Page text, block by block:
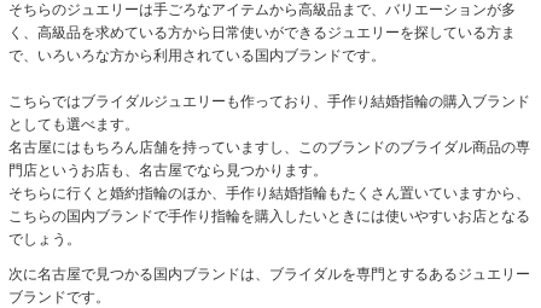
そちらのジュエリーは手ごろなアイテムから高級品まで、バリエーションが多
く、高級品を求めている方から日常使いができるジュエリーを探している方ま
で、いろいろな方から利用されている国内ブランドです。
こちらではブライダルジュエリーも作っており、手作り結婚指輪の購入ブランド
としても選べます。
名古屋にはもちろん店舗を持っていますし、このブランドのブライダル商品の専
門店というお店も、名古屋でなら見つかります。
そちらに行くと婚約指輪のほか、手作り結婚指輪もたくさん置いていますから、
こちらの国内ブランドで手作り指輪を購入したいときには使いやすいお店となる
でしょう。
次に名古屋で見つかる国内ブランドは、ブライダルを専門とするあるジュエリー
ブランドです。